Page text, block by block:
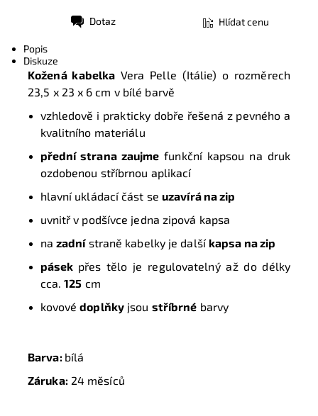
Dotaz Hlídat cenu
Popis
Diskuze
Kožená kabelka Vera Pelle (Itálie) o rozměrech
23,5 x 23 x 6 cm v bílé barvě
vzhledově i prakticky dobře řešená z pevného a
kvalitního materiálu
přední strana zaujme funkční kapsou na druk
ozdobenou stříbrnou aplikací
hlavní ukládací část se uzavírá na zip
uvnitř v podšívce jedna zipová kapsa
na zadnístraně kabelky je další kapsa na zip
pásek přes tělo je regulovatelný až do délky
cca.125 cm
kovovédoplňky jsou stříbrné barvy
Barva: bílá
Záruka:24 měsíců